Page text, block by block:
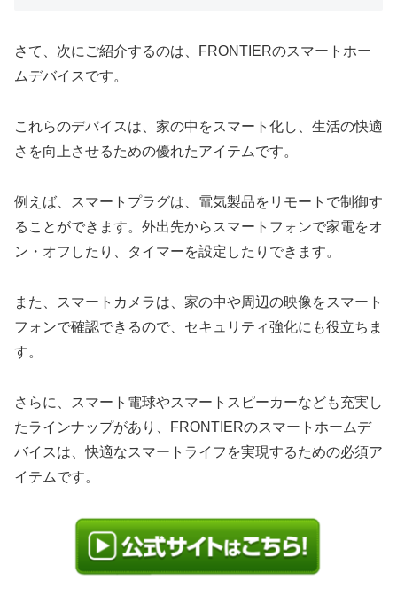
さて、次にご紹介するのは、FRONTIERのスマートホー
ムデバイスです。
これらのデバイスは、家の中をスマート化し、生活の快適
さを向上させるための優れたアイテムです。
例えば、スマートプラグは、電気製品をリモートで制御す
ることができます。外出先からスマートフォンで家電をオ
ン・オフしたり、タイマーを設定したりできます。
また、スマートカメラは、家の中や周辺の映像をスマート
フォンで確認できるので、セキュリティ強化にも役立ちま
す。
さらに、スマート電球やスマートスピーカーなども充実し
たラインナップがあり、FRONTIERのスマートホームデ
バイスは、快適なスマートライフを実現するための必須ア
イテムです。